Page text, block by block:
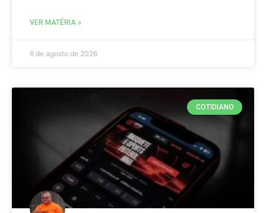
VER MATÉRIA »
6 de agosto de 2026
COTIDIANO